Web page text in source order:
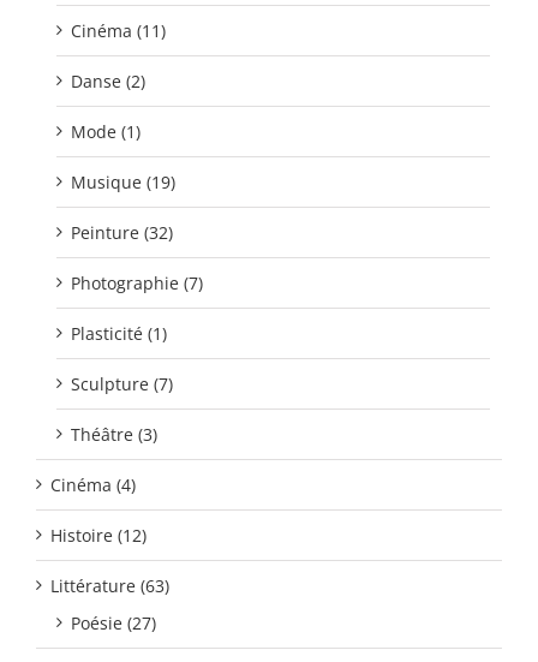
Cinéma (11)
Danse (2)
Mode (1)
Musique (19)
Peinture (32)
Photographie (7)
Plasticité (1)
Sculpture (7)
Théâtre (3)
Cinéma (4)
Histoire (12)
Littérature (63)
Poésie (27)